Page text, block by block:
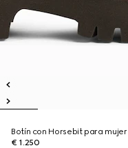
Botín con Horsebit para mujer
€ 1.250